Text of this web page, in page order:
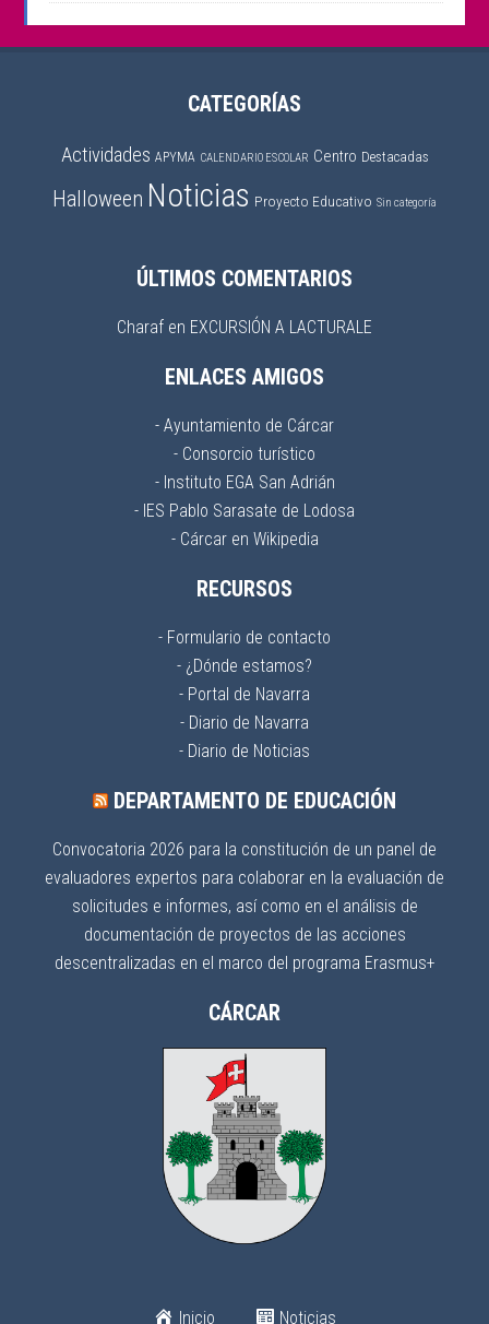
CATEGORÍAS
Actividades APYMA CALENDARIO ESCOLAR Centro Destacadas
Halloween Noticias Proyecto Educativo Sin categoría
ÚLTIMOS COMENTARIOS
Charaf en EXCURSIÓN A LACTURALE
ENLACES AMIGOS
- Ayuntamiento de Cárcar
- Consorcio turístico
- Instituto EGA San Adrián
- IES Pablo Sarasate de Lodosa
- Cárcar en Wikipedia
RECURSOS
- Formulario de contacto
- ¿Dónde estamos?
- Portal de Navarra
- Diario de Navarra
- Diario de Noticias
DEPARTAMENTO DE EDUCACIÓN
Convocatoria 2026 para la constitución de un panel de
evaluadores expertos para colaborar en la evaluación de
solicitudes e informes, así como en el análisis de
documentación de proyectos de las acciones
descentralizadas en el marco del programa Erasmus+
CÁRCAR
Inicio Noticias